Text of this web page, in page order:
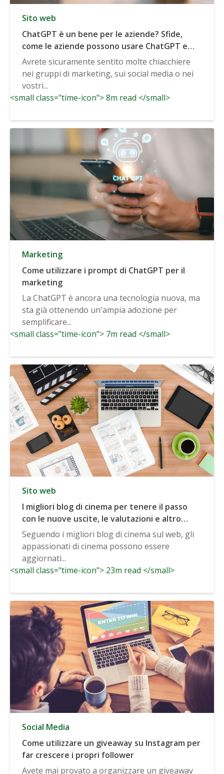
Sito web
ChatGPT è un bene per le aziende? Sfide,
come le aziende possono usare ChatGPT e
altro ancora
Avrete sicuramente sentito molte chiacchiere
nei gruppi di marketing, sui social media o nei
vostri...
<small class="time-icon"> 8m read </small>
Marketing
Come utilizzare i prompt di ChatGPT per il
marketing
La ChatGPT è ancora una tecnologia nuova, ma
sta già ottenendo un'ampia adozione per
semplificare...
<small class="time-icon"> 7m read </small>
Sito web
I migliori blog di cinema per tenere il passo
con le nuove uscite, le valutazioni e altro
ancora
Seguendo i migliori blog di cinema sul web, gli
appassionati di cinema possono essere
aggiornati...
<small class="time-icon"> 23m read </small>
Social Media
Come utilizzare un giveaway su Instagram per
far crescere i propri follower
Avete mai provato a organizzare un giveaway